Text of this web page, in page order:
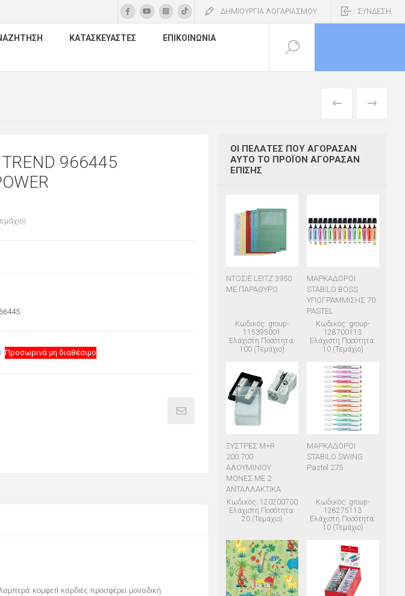
ΔΗΜΙΟΥΡΓΙΑ ΛΟΓΑΡΙΑΣΜΟΥ ΣΥΝΔΕΣΗ
ΚΑΤΑΣΚΕΥΑΣΤΈΣ
ΕΠΙΚΟΙΝΩΝΊΑ
ΕΠΌΜΕΝΟ
966445
Προσωρινά μη διαθέσιμο
κομφετί καρδιές προσφέρει μοναδική
ΟΙ ΠΕΛΆΤΕΣ ΠΟΥ ΑΓΌΡΑΣΑΝ
ΑΥΤΌ ΤΟ ΠΡΟΪΌΝ ΑΓΌΡΑΣΑΝ
ΕΠΊΣΗΣ
ΝΤΟΣΙΕ LEITZ 3950
ΜΕ ΠΑΡΑΘΥΡΟ
Κωδικός: group-
115395001
Ελάχιστη Ποσότητα:
100 (Τεμάχιο)
ΜΑΡΚΑΔΟΡΟΙ
STABILO BOSS
ΥΠΟΓΡΑΜΜΙΣΗΣ 70
PASTEL
Κωδικός: group-
128700113
Ελάχιστη Ποσότητα:
10 (Τεμάχιο)
ΞΥΣΤΡΕΣ M+R
200.700
ΑΛΟΥΜΙΝΙΟΥ
ΜΟΝΕΣ ΜΕ 2
ΑΝΤΑΛΛΑΚΤΙΚΑ
Κωδικός: 120200700
Ελάχιστη Ποσότητα:
20 (Τεμάχιο)
ΜΑΡΚΑΔΟΡΟΙ
STABILO SWING
Pastel 275
Κωδικός: group-
128275113
Ελάχιστη Ποσότητα:
10 (Τεμάχιο)